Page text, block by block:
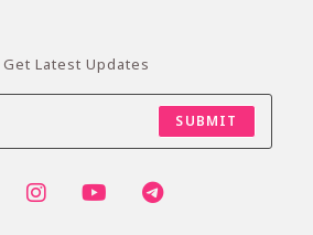
Get Latest Updates
SUBMIT